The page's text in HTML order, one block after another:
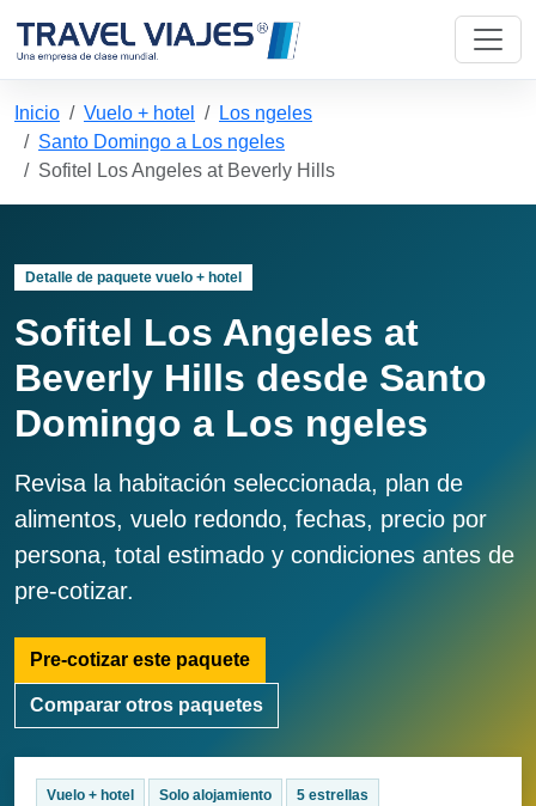
Inicio Vuelo + hotel
Los ngeles
Santo Domingo a Los ngeles
Sofitel Los Angeles at Beverly Hills
Detalle de paquete vuelo + hotel
Sofitel Los Angeles at
Beverly Hills desde Santo
Domingo a Los ngeles
Revisa la habitación seleccionada, plan de
alimentos, vuelo redondo, fechas, precio por
persona, total estimado y condiciones antes de
pre-cotizar.
Pre-cotizar este paquete
Comparar otros paquetes
Vuelo + hotel Solo alojamiento 5 estrellas